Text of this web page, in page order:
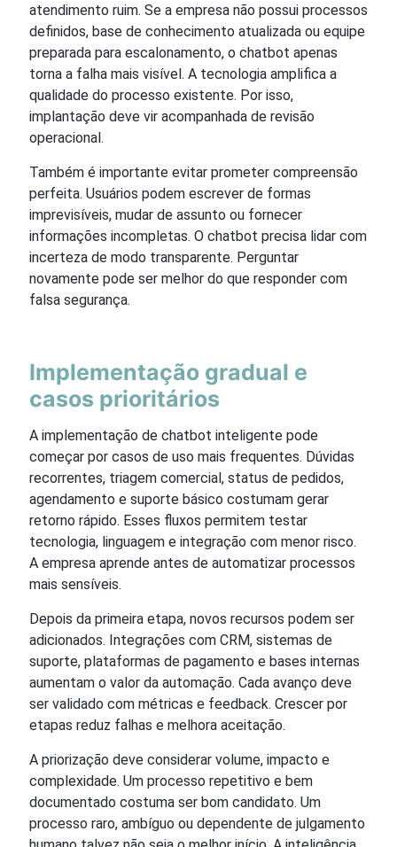
atendimento ruim. Se a empresa não possui processos
definidos, base de conhecimento atualizada ou equipe
preparada para escalonamento, o chatbot apenas
torna a falha mais visível. A tecnologia amplifica a
qualidade do processo existente. Por isso,
implantação deve vir acompanhada de revisão
operacional.
Também é importante evitar prometer compreensão
perfeita. Usuários podem escrever de formas
imprevisíveis, mudar de assunto ou fornecer
informações incompletas. O chatbot precisa lidar com
incerteza de modo transparente. Perguntar
novamente pode ser melhor do que responder com
falsa segurança.
Implementação gradual e
casos prioritários
A implementação de chatbot inteligente pode
começar por casos de uso mais frequentes. Dúvidas
recorrentes, triagem comercial, status de pedidos,
agendamento e suporte básico costumam gerar
retorno rápido. Esses fluxos permitem testar
tecnologia, linguagem e integração com menor risco.
A empresa aprende antes de automatizar processos
mais sensíveis.
Depois da primeira etapa, novos recursos podem ser
adicionados. Integrações com CRM, sistemas de
suporte, plataformas de pagamento e bases internas
aumentam o valor da automação. Cada avanço deve
ser validado com métricas e feedback. Crescer por
etapas reduz falhas e melhora aceitação.
A priorização deve considerar volume, impacto e
complexidade. Um processo repetitivo e bem
documentado costuma ser bom candidato. Um
processo raro, ambíguo ou dependente de julgamento